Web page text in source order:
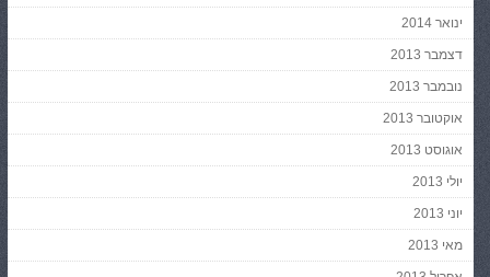
ינואר 2014
דצמבר 2013
נובמבר 2013
אוקטובר 2013
אוגוסט 2013
יולי 2013
יוני 2013
מאי 2013